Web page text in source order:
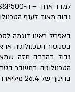
גבוה מאוד לענף
באפריל ראינו דוגמה
בסקטור הטכנולוגיה
הטכנולוגיה במשבר
בהיקף של 26.4 מיליארד דולר (להשוואה האקזיט המפואר של "ווייז" עמד על פחות ממיליארד דולר).